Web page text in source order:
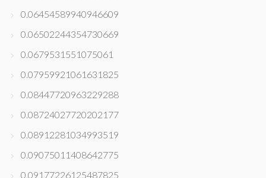
0.06454589940946609
0.06502244354730669
0.0679531551075061
0.07959921061631825
0.08447720963229288
0.08724027720202177
0.08912281034993519
0.09075011408642775
0.09177226125487825